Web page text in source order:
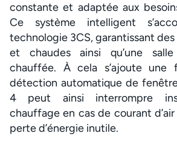
constante et adaptée aux
Ce système intelligent
technologie 3CS, garantissant
et chaudes ainsi qu’une
chauffée. À cela s’ajoute une
détection automatique de
4 peut ainsi interrompre
chauffage en cas de courant
perte d’énergie inutile.